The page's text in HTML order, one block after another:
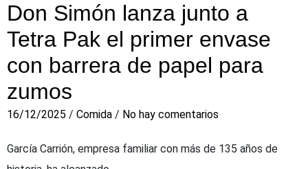
Don Simón lanza junto a
Tetra Pak el primer envase
con barrera de papel para
zumos
16/12/2025 / Comida / No hay comentarios
García Carrión, empresa familiar con más de 135 años de